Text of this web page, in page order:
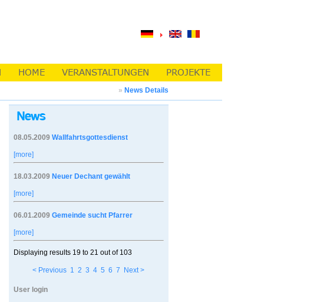
» News Details
08.05.2009 Wallfahrtsgottesdienst
[more]
18.03.2009 Neuer Dechant gewählt
[more]
06.01.2009 Gemeinde sucht Pfarrer
[more]
Displaying results 19 to 21 out of 103
< Previous 1 2 3 4 5 6 7 Next >
User login